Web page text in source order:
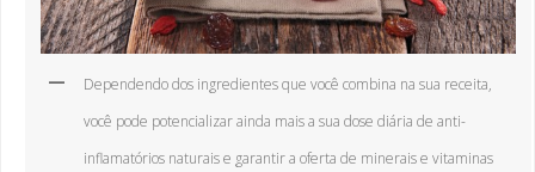
Dependendo dos ingredientes que você combina na sua receita,
você pode potencializar ainda mais a sua dose diária de anti-
inflamatórios naturais e garantir a oferta de minerais e vitaminas